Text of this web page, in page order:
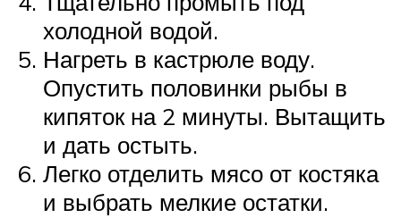
холодной водой.
Нагреть в кастрюле воду.
Опустить половинки рыбы в
кипяток на 2 минуты. Вытащить
и дать остыть.
Легко отделить мясо от костяка
и выбрать мелкие остатки.